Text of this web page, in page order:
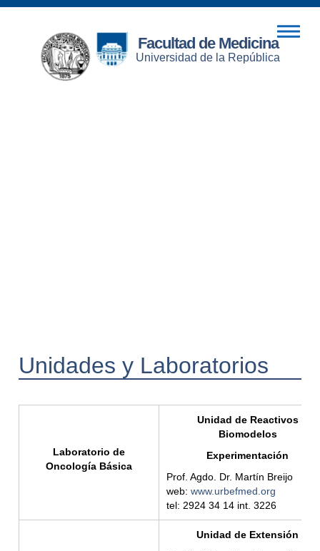
Facultad de Medicina
Universidad de la República
Unidades y Laboratorios
Laboratorio de
Oncología Básica
Unidad de Reactivos
Biomodelos
Experimentación
Prof. Agdo. Dr. Martín Breijo
web:www.urbefmed.org
tel: 2924 34 14 int. 3226
Unidad de Extensión